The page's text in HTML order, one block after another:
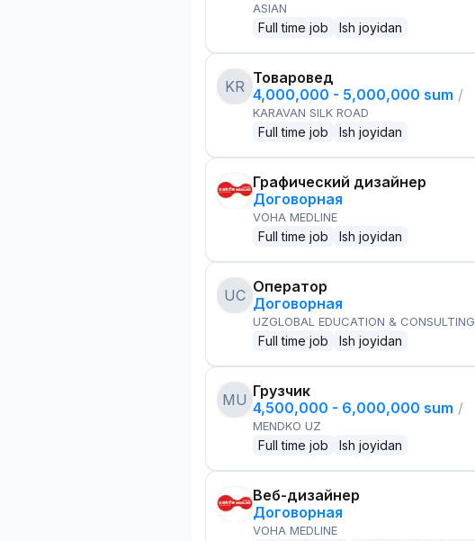
ASIAN
Full time job Ish joyidan
KR Товаровед
4,000,000 - 5,000,000 sum /
KARAVAN SILK ROAD
Full time job Ish joyidan
Графический дизайнер
Договорная
VOHA MEDLINE
Full time job Ish joyidan
UC Оператор
Договорная
UZGLOBAL EDUCATION & CONSULTING
Full time job Ish joyidan
MU Грузчик
4,500,000 - 6,000,000 sum /
MENDKO UZ
Full time job Ish joyidan
Веб-дизайнер
Договорная
VOHA MEDLINE